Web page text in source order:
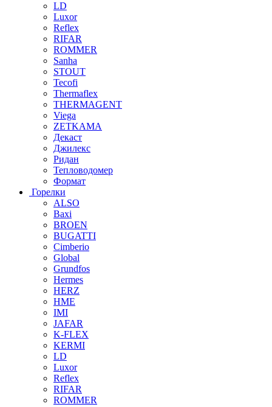
LD
Luxor
Reflex
RIFAR
ROMMER
Sanha
STOUT
Tecofi
Thermaflex
THERMAGENT
Viega
ZETKAMA
Декаст
Джилекс
Ридан
Тепловодомер
Формат
Горелки
ALSO
Baxi
BROEN
BUGATTI
Cimberio
Global
Grundfos
Hermes
HERZ
HME
IMI
JAFAR
K-FLEX
KERMI
LD
Luxor
Reflex
RIFAR
ROMMER